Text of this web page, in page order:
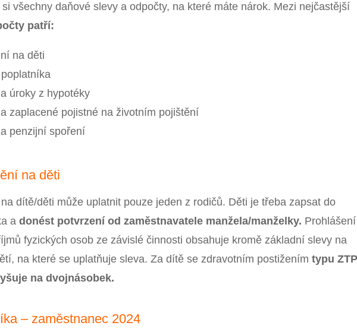
všechny daňové slevy a odpočty, na které máte nárok. Mezi nejčastější
patří:
na děti
úroky z hypotéky
zaplacené pojistné na životním pojištění
penzijní spoření
na děti
dítě/děti může uplatnit pouze jeden z rodičů. Děti je třeba zapsat do
adonést potvrzení od zaměstnavatele manžela/manželky. Prohlášení
fyzických osob ze závislé činnosti obsahuje kromě základní slevy na
na které se uplatňuje sleva. Za dítě se zdravotním postiženímtypu
na dvojnásobek.
– zaměstnanec 2024